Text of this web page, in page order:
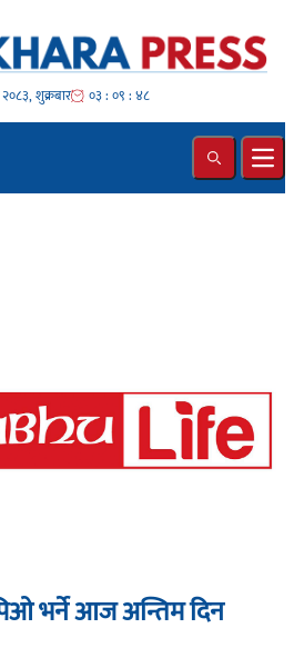
शुक्रबार ०३ : ०९ : ४८
Search
भर्ने आज अन्तिम दिन